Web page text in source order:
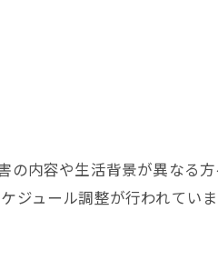
の内容や生活背景が異なる
ジュール調整が行われてい